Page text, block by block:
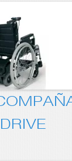
DRIVE